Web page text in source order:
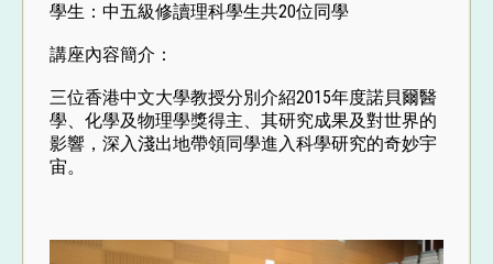
學生：中五級修讀理科學生共20位同學
講座內容簡介：
三位香港中文大學教授分別介紹2015年度諾貝爾醫
學、化學及物理學獎得主、其研究成果及對世界的
影響，深入淺出地帶領同學進入科學研究的奇妙宇
宙。